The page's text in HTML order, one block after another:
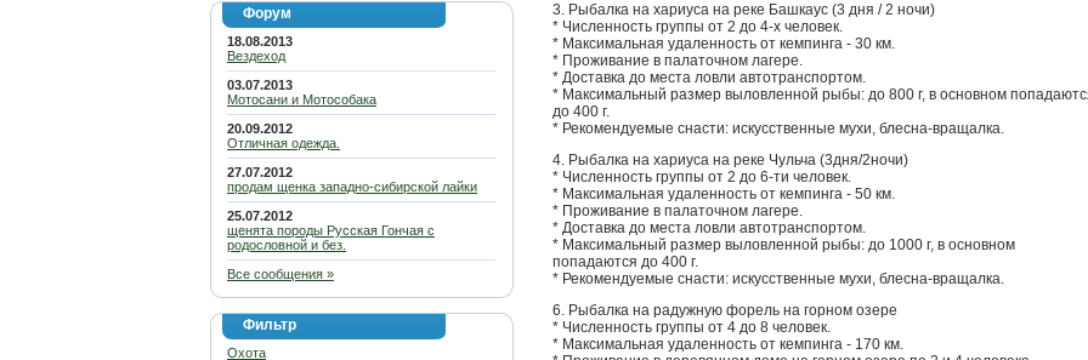
Форум
18.08.2013
Вездеход
03.07.2013
Мотосани и Мотособака
20.09.2012
Отличная одежда.
27.07.2012
продам щенка западно-сибирской лайки
25.07.2012
щенята породы Русская Гончая с
родословной и без.
Все сообщения »
Фильтр
Охота
3. Рыбалка на хариуса на реке Башкаус (3 дня / 2 ночи)
* Численность группы от 2 до 4-х человек.
* Максимальная удаленность от кемпинга - 30 км.
* Проживание в палаточном лагере.
* Доставка до места ловли автотранспортом.
* Максимальный размер выловленной рыбы: до 800 г, в основном
до 400 г.
* Рекомендуемые снасти: искусственные мухи, блесна-вращалка.
4. Рыбалка на хариуса на реке Чульча (3дня/2ночи)
* Численность группы от 2 до 6-ти человек.
* Максимальная удаленность от кемпинга - 50 км.
* Проживание в палаточном лагере.
* Доставка до места ловли автотранспортом.
* Максимальный размер выловленной рыбы: до 1000 г, в основном
попадаются до 400 г.
* Рекомендуемые снасти: искусственные мухи, блесна-вращалка.
6. Рыбалка на радужную форель на горном озере
* Численность группы от 4 до 8 человек.
* Максимальная удаленность от кемпинга - 170 км.